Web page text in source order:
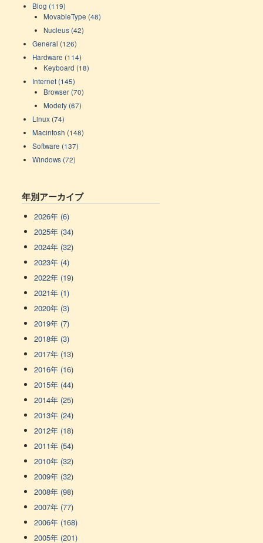
Blog (119)
MovableType (48)
Nucleus (42)
General (126)
Hardware (114)
Keyboard (18)
Internet (145)
Browser (70)
Modefy (67)
Linux (74)
Macintosh (148)
Software (137)
Windows (72)
年別アーカイブ
2026年 (6)
2025年 (34)
2024年 (32)
2023年 (4)
2022年 (19)
2021年 (1)
2020年 (3)
2019年 (7)
2018年 (3)
2017年 (13)
2016年 (16)
2015年 (44)
2014年 (25)
2013年 (24)
2012年 (18)
2011年 (54)
2010年 (32)
2009年 (32)
2008年 (98)
2007年 (77)
2006年 (168)
2005年 (201)